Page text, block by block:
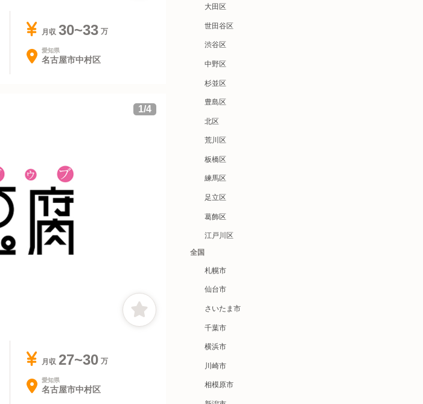
月収 30~33
愛知県
名古屋市中村区
1/4
月収 27~30
愛知県
名古屋市中村区
大田区
世田谷区
渋谷区
中野区
杉並区
豊島区
北区
荒川区
板橋区
練馬区
足立区
葛飾区
江戸川区
全国
札幌市
仙台市
さいたま市
千葉市
横浜市
川崎市
相模原市